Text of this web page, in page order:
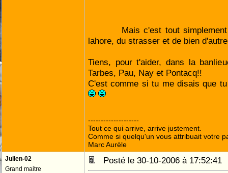
Mais c'est tout
lahore, du strasser et de bien
Tiens, pour t'aider, dans la
Tarbes, Pau, Nay et Pontacq!!
C'est comme si tu me disais que
--------------------
Tout ce qui arrive, arrive justement.
Comme si quelqu'un vous attribuait votre
Marc Aurèle
Julien-02
Grand maitre
Posté le 30-10-2006 à